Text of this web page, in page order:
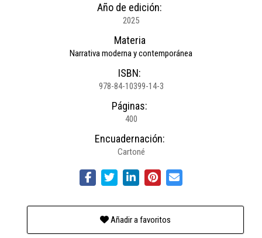
Año de edición:
2025
Materia
Narrativa moderna y contemporánea
ISBN:
978-84-10399-14-3
Páginas:
400
Encuadernación:
Cartoné
Añadir a favoritos